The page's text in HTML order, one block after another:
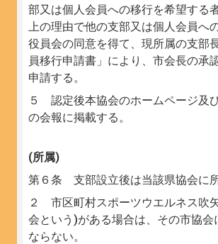
部又は個人会員への移行を希望する
上の理由で他の支部又は個人会員へ
役員会の同意を得て、現所属の支部
員移行申請書」により、市会長の承
申請する。
５ 認定後本協会のホームページ及
の会報に掲載する。
(所属)
第６条 支部設立後は当該県協会に所
２ 市区町村スポーツウエルネス吹
会という)がある場合は、その市協会
ならない。